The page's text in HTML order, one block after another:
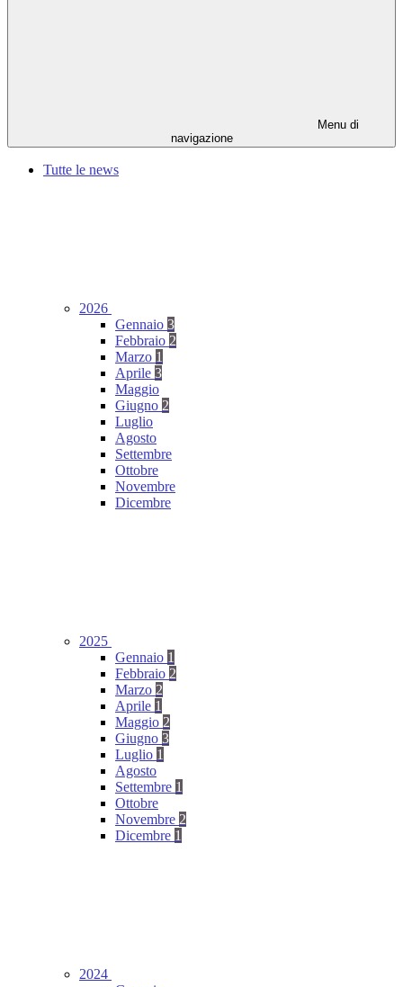
Menu di
navigazione
Tutte le news
2026
Gennaio 3
Febbraio 2
Marzo 1
Aprile 3
Maggio
Giugno 2
Luglio
Agosto
Settembre
Ottobre
Novembre
Dicembre
2025
Gennaio 1
Febbraio 2
Marzo 2
Aprile 1
Maggio 2
Giugno 3
Luglio 1
Agosto
Settembre 1
Ottobre
Novembre 2
Dicembre 1
2024